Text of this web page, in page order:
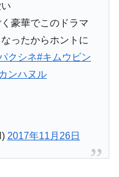
豪華でこのドラマ
ったからホントに
クシネ#キムウビン
ンハヌル
2017年11月26日